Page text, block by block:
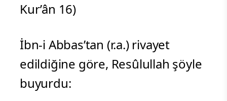
Kur’ân 16)
İbn-i Abbas’tan (r.a.) rivayet
edildiğine göre, Resûlullah şöyle
buyurdu: